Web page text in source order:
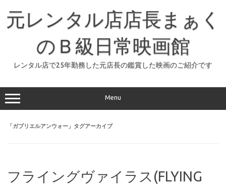
元レンタル店店長まぁく
のＢ級日常映画館
レンタル店で25年勤務した元店長の鑑賞した映画のご紹介です
Menu
「ガブリエルアンウォー 」タグアーカイブ
フライングヴァイラス(FLYING